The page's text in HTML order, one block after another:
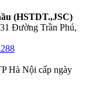
(HSTDT.,JSC)
Đường Trần Phú,
Hà Nội cấp ngày